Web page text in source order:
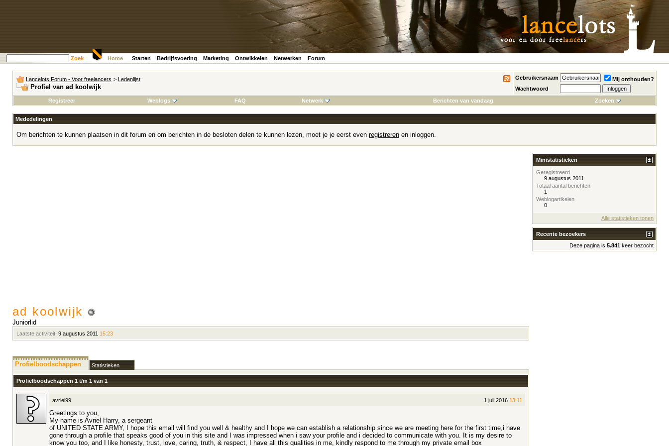
Zoek Home Starten Bedrijfsvoering Marketing Ontwikkelen Netwerken Forum
Lancelots Forum - Voor freelancers > Ledenlijst
Profiel van ad koolwijk
Gebruikersnaam
Mij onthouden?
Wachtwoord
Registreer
Weblogs FAQ Netwerk Berichten van vandaag Zoeken
Mededelingen
Om berichten te kunnen plaatsen in dit forum en om berichten in de besloten delen te kunnen lezen, moet je je eerst even registreren en inloggen.
ad koolwijk
Juniorlid
Laatste activiteit: 9 augustus 2011 15:23
Profielboodschappen Statistieken
Profielboodschappen 1 t/m 1 van 1
1 juli 2016 13:11
avriel99
Greetings to you,
My name is Avriel Harry, a sergeant
of UNITED STATE ARMY, I hope this email will find you well & healthy and I hope we can establish a relationship since we are meeting here for the first time,i have
gone through a profile that speaks good of you in this site and I was impressed when i saw your profile and i decided to communicate with you. It is my desire to
know you too, and I like honesty, trust, love, caring, truth, & respect, I have all this qualities in me, kindly respond to me through my private email box
Ministatistieken
Geregistreerd
9 augustus 2011
Totaal aantal berichten
1
Weblogartikelen
0
Alle statistieken tonen
Recente bezoekers
Deze pagina is 5.841 keer bezocht